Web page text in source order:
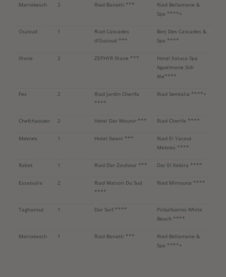
Marrakesch 2 Riad Banatti ***
Riad Bellamane &
Spa ****+
Ouzoud 1
Riad Cascades
d'Ouzoud ***
Borj Des Cascades &
Spa ****
Ifrane 2 ZEPHYR Ifrane ***
Hotel Xaluca Spa
Aguelmane Sidi
Ale****
Fes 2
Riad Jardin Cherifa
****
Riad Semlalia ****+
Chefchaouen 2 Hotel Dar Mounir *** Riad Cherifa ****
Meknes 1 Hotel Swani ***
Riad El Yacout
Meknes ****
Rabat 1 Riad Dar Zouhour *** Dar El Kebira ****
Essaouira 2
Riad Maison Du Sud
****
Riad Mimouna ****
Taghazout 1 Dar Surf ****
Pickalbatros White
Beach ****
Marrakesch 1 Riad Banatti ***
Riad Bellamane &
Spa ****+